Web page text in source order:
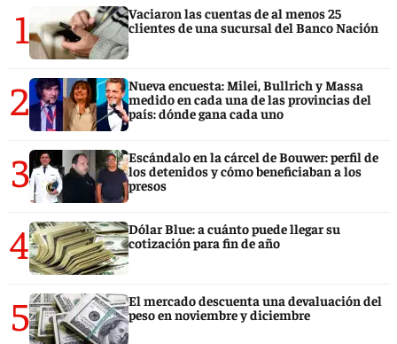
1
Vaciaron las cuentas de al menos 25
clientes de una sucursal del Banco Nación
2
Nueva encuesta: Milei, Bullrich y Massa
medido en cada una de las provincias del
país: dónde gana cada uno
3
Escándalo en la cárcel de Bouwer: perfil de
los detenidos y cómo beneficiaban a los
presos
4
Dólar Blue: a cuánto puede llegar su
cotización para fin de año
5
El mercado descuenta una devaluación del
peso en noviembre y diciembre